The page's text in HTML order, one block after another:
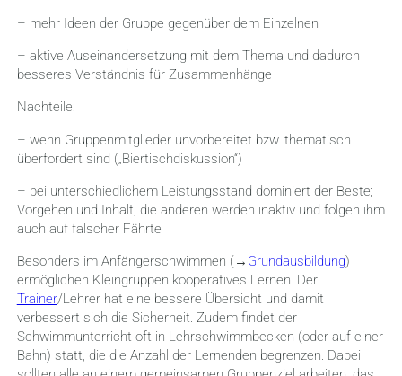
– mehr Ideen der Gruppe gegenüber dem Einzelnen
– aktive Auseinandersetzung mit dem Thema und dadurch
besseres Verständnis für Zusammenhänge
Nachteile:
– wenn Gruppenmitglieder unvorbereitet bzw. thematisch
überfordert sind („Biertischdiskussion“)
– bei unterschiedlichem Leistungsstand dominiert der Beste;
Vorgehen und Inhalt, die anderen werden inaktiv und folgen ihm
auch auf falscher Fährte
Besonders im Anfängerschwimmen (→ Grundausbildung)
ermöglichen Kleingruppen kooperatives Lernen. Der
Trainer/Lehrer hat eine bessere Übersicht und damit
verbessert sich die Sicherheit. Zudem findet der
Schwimmunterricht oft in Lehrschwimmbecken (oder auf einer
Bahn) statt, die die Anzahl der Lernenden begrenzen. Dabei